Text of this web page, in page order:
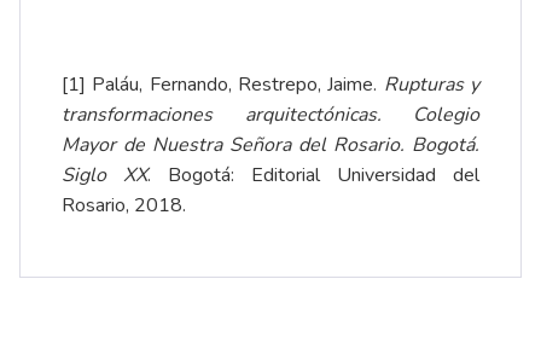
[1] Paláu, Fernando, Restrepo, Jaime. Rupturas y
transformaciones arquitectónicas. Colegio
Mayor de Nuestra Señora del Rosario. Bogotá.
Siglo XX. Bogotá: Editorial Universidad del
Rosario, 2018.